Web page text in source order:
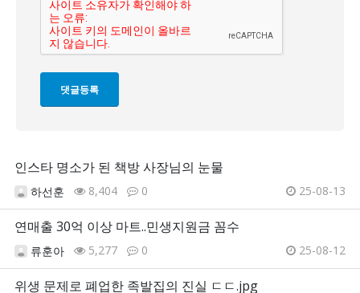
인스타 명소가 된 책방 사장님의 눈물
하선훈 8,404 0 25-08-13
연매출 30억 이상 마트..민생지원금 꼼수
류훈아 5,277 0 25-08-12
위생 문제로 폐업한 족발집의 진실 ㄷㄷ.jpg